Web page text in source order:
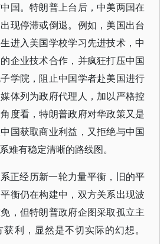
国。特朗普上台后，中美两国在
现停滞或倒退。例如，美国出台
进入美国学校学习先进技术，中
企业技术合作，并疯狂打压中国
学院，阻止中国学者赴美国进行
体列为政府代理人，加以严格控
度看，特朗普政府对华政策又是
国获取商业利益，又拒绝与中国
难有稳定清晰的路线图。
正经历新一轮力量平衡，旧的平
衡仍在构建中，双方关系出现波
，但特朗普政府企图采取孤立主
利，显然是不切实际的幻想。